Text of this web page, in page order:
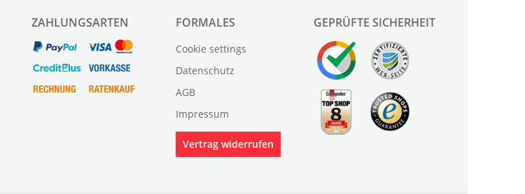
ZAHLUNGSARTEN FORMALES
Cookie settings
Datenschutz
AGB
Impressum
Vertrag widerrufen
GEPRÜFTE SICHERHEIT